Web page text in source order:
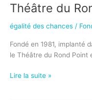
Théâtre du
égalité des chances /
Fondé en 1981, implanté
le Théâtre du Rond Point
Théâtre
Lire la suite »